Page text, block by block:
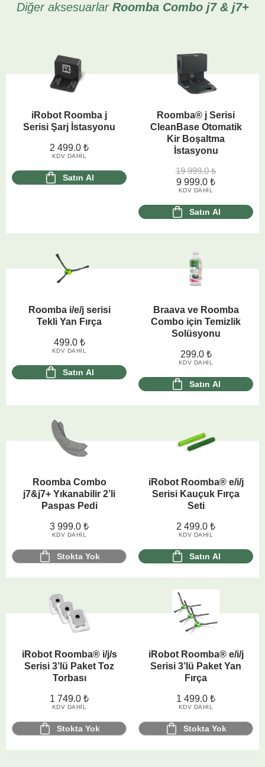
Diğer aksesuarlarRoomba Combo j7 & j7+
iRobot Roomba j
Serisi Şarj İstasyonu
2 499.0 ₺
KDV DAHIL
Satın Al
Roomba® j Serisi
CleanBase Otomatik
Kir Boşaltma
İstasyonu
19 999.0₺
9 999.0 ₺
KDV DAHIL
Satın Al
Roomba i/e/j serisi
Tekli Yan Fırça
499.0 ₺
KDV DAHIL
Satın Al
Braava ve Roomba
Combo için Temizlik
Solüsyonu
299.0 ₺
KDV DAHIL
Satın Al
Roomba Combo
j7&j7+ Yıkanabilir 2’li
Paspas Pedi
3 999.0 ₺
KDV DAHIL
Stokta Yok
iRobot Roomba® e/i/j
Serisi Kauçuk Fırça
Seti
2 499.0 ₺
KDV DAHIL
Satın Al
iRobot Roomba® i/j/s
Serisi 3’lü Paket Toz
Torbası
1 749.0 ₺
KDV DAHIL
Stokta Yok
iRobot Roomba® e/i/j
Serisi 3’lü Paket Yan
Fırça
1 499.0 ₺
KDV DAHIL
Stokta Yok